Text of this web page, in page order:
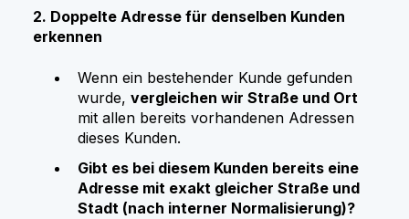
2. Doppelte Adresse für denselben Kunden
erkennen
Wenn ein bestehender Kunde gefunden
wurde, vergleichen wir Straße und Ort
mit allen bereits vorhandenen Adressen
dieses Kunden.
Gibt es bei diesem Kunden bereits eine
Adresse mit exakt gleicher Straße und
Stadt (nach interner Normalisierung)?